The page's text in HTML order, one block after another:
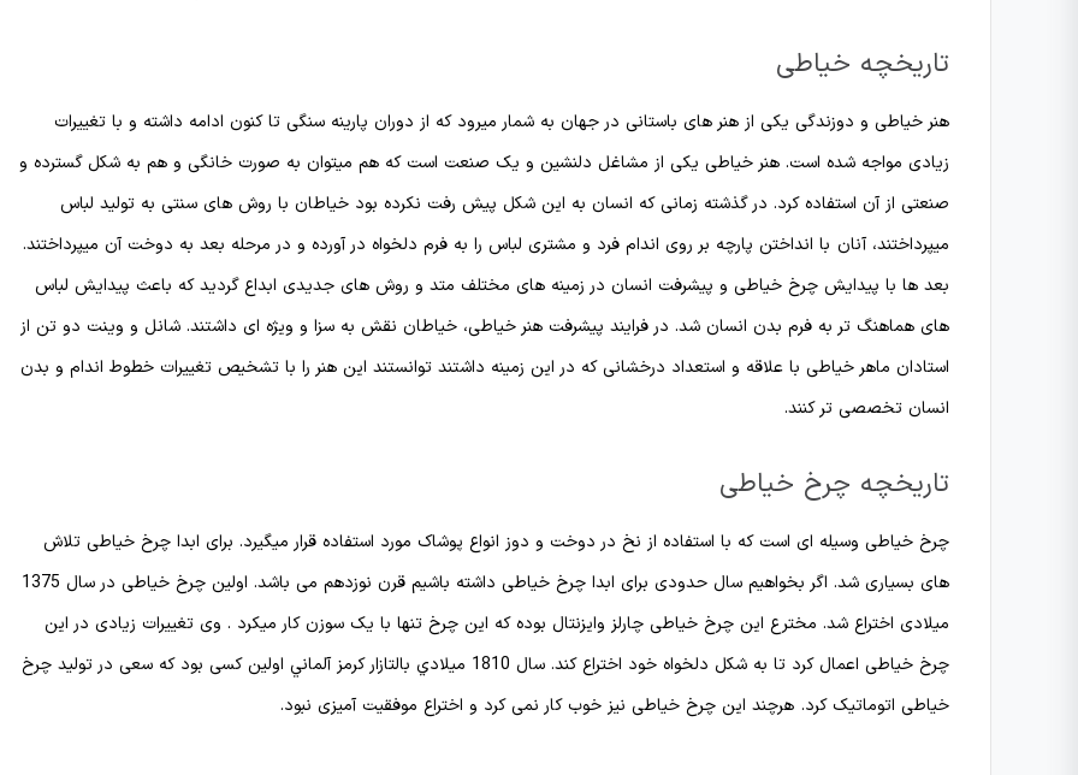
تاریخچه خیاطی
هنر خیاطی و دوزندگی یکی از هنر های باستانی در جهان به شمار میرود که از دوران پارینه سنگی تا کنون ادامه داشته و با تغییرات
زیادی مواجه شده است. هنر خیاطی یکی از مشاغل دلنشین و یک صنعت است که هم میتوان به صورت خانگی و هم به شکل گسترده و
صنعتی از آن استفاده کرد. در گذشته زمانی که انسان به این شکل پیش رفت نکرده بود خیاطان با روش های سنتی به تولید لباس
میپرداختند، آنان با انداختن پارچه بر روی اندام فرد و مشتری لباس را به فرم دلخواه در آورده و در مرحله بعد به دوخت آن میپرداختند.
بعد ها با پیدایش چرخ خیاطی و پیشرفت انسان در زمینه های مختلف متد و روش های جدیدی ابداع گردید که باعث پیدایش لباس
های هماهنگ تر به فرم بدن انسان شد. در فرایند پیشرفت هنر خیاطی، خیاطان نقش به سزا و ویژه ای داشتند. شانل و وینت دو تن از
استادان ماهر خیاطی با علاقه و استعداد درخشانی که در این زمینه داشتند توانستند این هنر را با تشخیص تغییرات خطوط اندام و بدن
انسان تخصصی تر کنند.
تاریخچه چرخ خیاطی
چرخ خیاطی وسیله ای است که با استفاده از نخ در دوخت و دوز انواع پوشاک مورد استفاده قرار میگیرد. برای ابدا چرخ خیاطی تلاش
های بسیاری شد. اگر بخواهیم سال حدودی برای ابدا چرخ خیاطی داشته باشیم قرن نوزدهم می باشد. اولین چرخ خیاطی در سال 1375
میلادی اختراع شد. مخترع این چرخ خیاطی چارلز وایزنتال بوده که این چرخ تنها با یک سوزن کار میکرد . وی تغییرات زیادی در این
چرخ خیاطی اعمال کرد تا به شکل دلخواه خود اختراع کند. سال 1810 ميلادي بالتازار کرمز آلماني اولین کسی بود که سعی در تولید چرخ
خیاطی اتوماتیک کرد. هرچند این چرخ خیاطی نیز خوب کار نمی کرد و اختراع موفقیت آمیزی نبود.